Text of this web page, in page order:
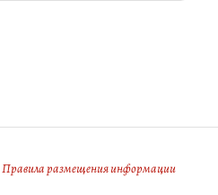
Правила размещения информации